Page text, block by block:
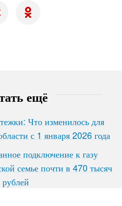
ещё
Что изменилось для
с 1 января 2026 года
подключение к газу
семье почти в 470 тысяч
рублей